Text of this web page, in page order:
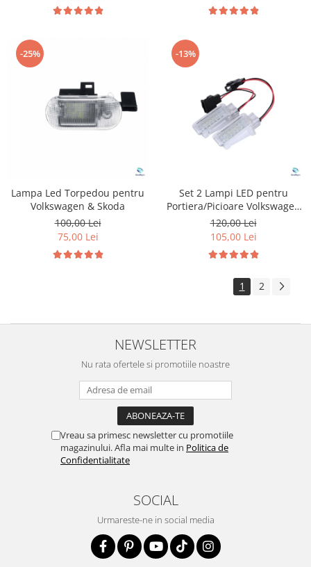
-25%
Lampa Led Torpedou pentru
Volkswagen & Skoda
100,00 Lei
75,00 Lei
-13%
Set 2 Lampi LED pentru
Portiera/Picioare Volkswagen
Seat Skoda
120,00 Lei
105,00 Lei
1 2
NEWSLETTER
Nu rata ofertele si promotiile noastre
Vreau sa primesc newsletter cu promotiile
magazinului. Afla mai multe in Politica de
Confidentialitate
SOCIAL
Urmareste-ne in social media